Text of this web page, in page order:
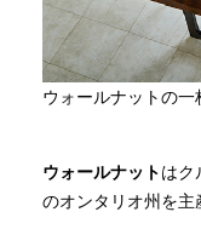
ウォールナットの一
ウォールナットはク
のオンタリオ州を主